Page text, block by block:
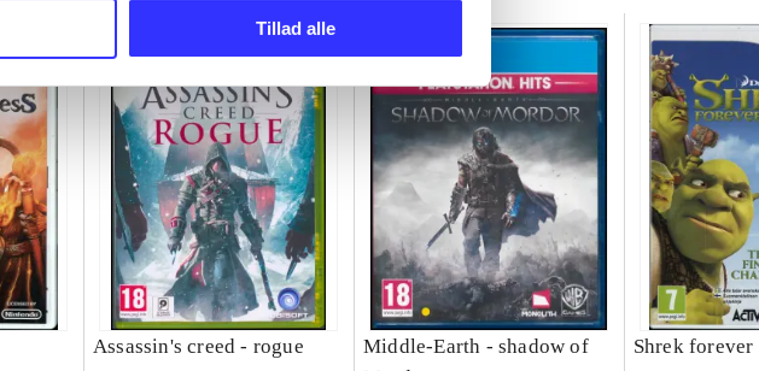
Tillad alle
Assassin's creed - rogue
Middle-Earth - shadow of
Shrek forever